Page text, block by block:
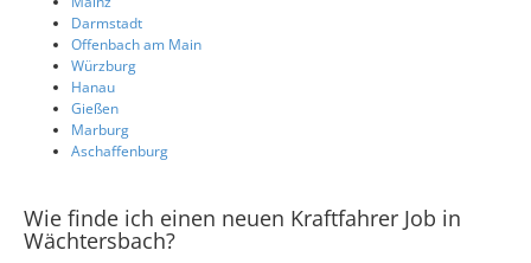
Darmstadt
Offenbach am Main
Würzburg
Hanau
Gießen
Marburg
Aschaffenburg
Wie finde ich einen neuen Kraftfahrer Job in
Wächtersbach?